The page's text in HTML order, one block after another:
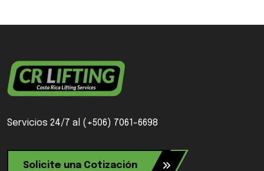
Servicios 24/7 al (+506) 7061-6698
Solicite una Cotización